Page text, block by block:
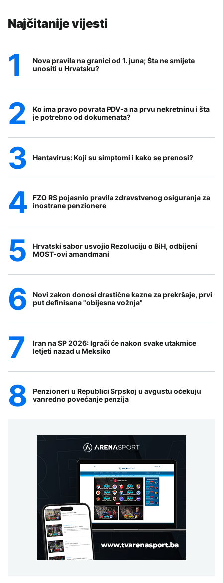
Najčitanije vijesti
Nova pravila na granici od 1. juna; Šta ne smijete
unositi u Hrvatsku?
Ko ima pravo povrata PDV-a na prvu nekretninu i šta
je potrebno od dokumenata?
Hantavirus: Koji su simptomi i kako se prenosi?
FZO RS pojasnio pravila zdravstvenog osiguranja za
inostrane penzionere
Hrvatski sabor usvojio Rezoluciju o BiH, odbijeni
MOST-ovi amandmani
Novi zakon donosi drastične kazne za prekršaje, prvi
put definisana "obijesna vožnja"
Iran na SP 2026: Igrači će nakon svake utakmice
letjeti nazad u Meksiko
Penzioneri u Republici Srpskoj u avgustu očekuju
vanredno povećanje penzija